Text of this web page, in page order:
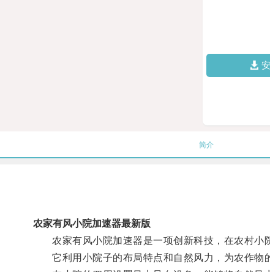
简介
农家有风小院加速器最新版
农家有风小院加速器是一项创新科技，在农村小
它利用小院子的布局特点和自然风力，为农作物